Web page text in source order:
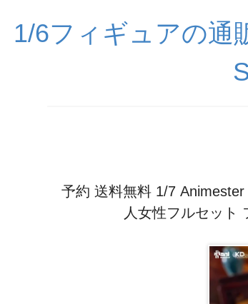
1/6フィギュアの通
予約 送料無料 1/7
人女性フルセット